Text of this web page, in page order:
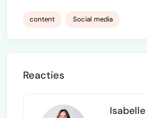
content Social media
Reacties
Isabelle